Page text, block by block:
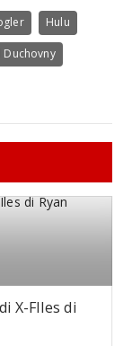
Hulu
Duchovny
X-FIles di